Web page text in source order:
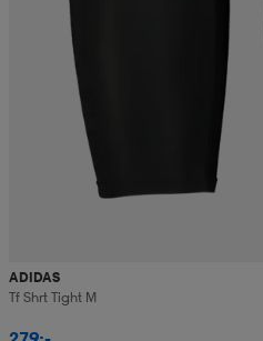
ADIDAS
Tf Shrt Tight M